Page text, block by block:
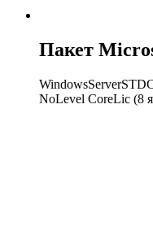
Пакет
NoLevel CoreLic (8